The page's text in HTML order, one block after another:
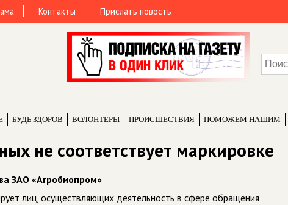
Контакты Прислать новость
БУДЬ ЗДОРОВ ВОЛОНТЕРЫ ПРОИCШЕСТВИЯ ПОМОЖЕМ НАШИМ
не соответствует маркировке
ЗАО «Агробиопром»
лиц, осуществляющих деятельность в сфере обращения